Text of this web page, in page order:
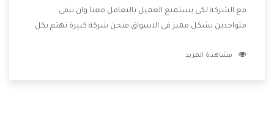
مع الشركة لكى يستمتع العميل بالتعامل معنا وان نبقى
متواجدين بشكل مميز فى الاسواق فنحن شركة كبيرة نهتم بكل
الشركة بها والتى تكون منها خدمة الصيانة التى تكون من أهم
مشاهدة المزيد